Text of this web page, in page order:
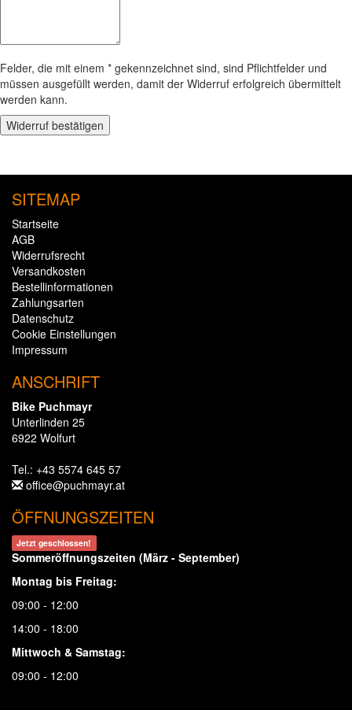
Felder, die mit einem * gekennzeichnet sind, sind Pflichtfelder und
müssen ausgefüllt werden, damit der Widerruf erfolgreich übermittelt
werden kann.
Widerruf bestätigen
SITEMAP
Startseite
AGB
Widerrufsrecht
Versandkosten
Bestellinformationen
Zahlungsarten
Datenschutz
Cookie Einstellungen
Impressum
ANSCHRIFT
Bike Puchmayr
Unterlinden 25
6922 Wolfurt
Tel.: +43 5574 645 57
office@puchmayr.at
ÖFFNUNGSZEITEN
Jetzt geschlossen!
Sommeröffnungszeiten (März - September)
Montag bis Freitag:
09:00 - 12:00
14:00 - 18:00
Mittwoch & Samstag:
09:00 - 12:00